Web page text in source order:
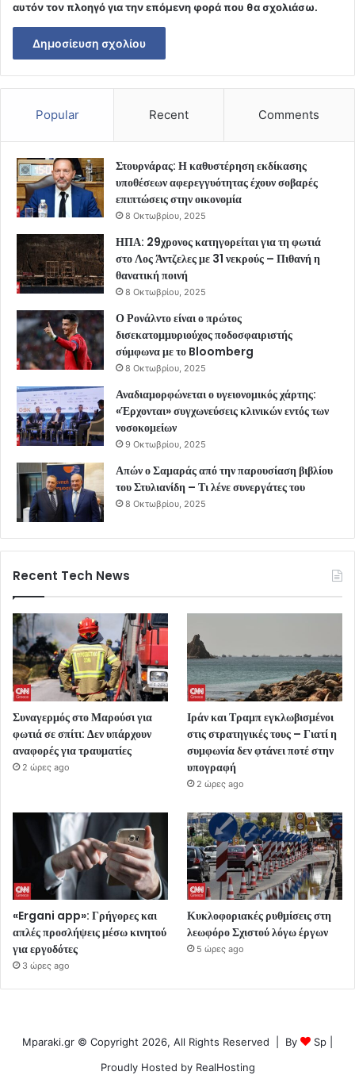
αυτόν τον πλοηγό για την επόμενη φορά που θα σχολιάσω.
Popular Recent Comments
Στουρνάρας: Η καθυστέρηση εκδίκασης
υποθέσεων αφερεγγυότητας έχουν σοβαρές
επιπτώσεις στην οικονομία
8 Οκτωβρίου, 2025
ΗΠΑ: 29χρονος κατηγορείται για τη φωτιά
στο Λος Άντζελες με 31 νεκρούς – Πιθανή η
θανατική ποινή
8 Οκτωβρίου, 2025
Ο Ρονάλντο είναι ο πρώτος
δισεκατομμυριούχος ποδοσφαιριστής
σύμφωνα με το Bloomberg
8 Οκτωβρίου, 2025
Αναδιαμορφώνεται ο υγειονομικός χάρτης:
«Έρχονται» συγχωνεύσεις κλινικών εντός των
νοσοκομείων
9 Οκτωβρίου, 2025
Απών ο Σαμαράς από την παρουσίαση βιβλίου
του Στυλιανίδη – Τι λένε συνεργάτες του
8 Οκτωβρίου, 2025
Recent Tech News
Συναγερμός στο Μαρούσι για
φωτιά σε σπίτι: Δεν υπάρχουν
αναφορές για τραυματίες
2 ώρες ago
Ιράν και Τραμπ εγκλωβισμένοι
στις στρατηγικές τους – Γιατί η
συμφωνία δεν φτάνει ποτέ στην
υπογραφή
2 ώρες ago
«Ergani app»: Γρήγορες και
απλές προσλήψεις μέσω κινητού
για εργοδότες
3 ώρες ago
Κυκλοφοριακές ρυθμίσεις στη
λεωφόρο Σχιστού λόγω έργων
5 ώρες ago
Mparaki.gr © Copyright 2026, All Rights Reserved | By Sp
Proudly Hosted by RealHosting